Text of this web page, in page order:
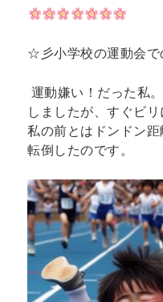
☆彡小学校の運動会で
運動嫌い！だった私
しましたが、すぐビ
私の前とはドンドン
転倒したのです。